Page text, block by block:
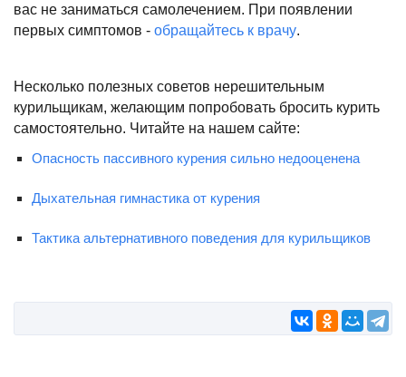
вас не заниматься самолечением. При появлении
первых симптомов - обращайтесь к врачу.
Несколько полезных советов нерешительным
курильщикам, желающим попробовать бросить курить
самостоятельно. Читайте на нашем сайте:
Опасность пассивного курения сильно недооценена
Дыхательная гимнастика от курения
Тактика альтернативного поведения для курильщиков